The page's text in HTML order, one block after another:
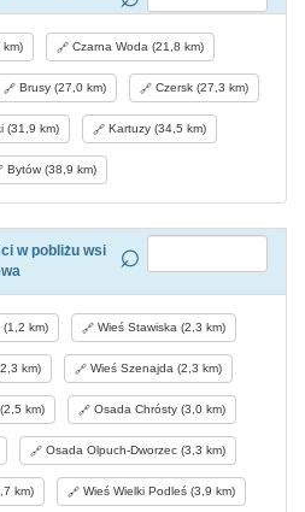
km) Czarna Woda (21,8 km)
Brusy (27,0 km) Czersk (27,3 km)
(31,9 km) Kartuzy (34,5 km)
Bytów (38,9 km)
w pobliżu wsi
km) Wieś Stawiska (2,3 km)
km) Wieś Szenajda (2,3 km)
km) Osada Chrósty (3,0 km)
Osada Olpuch-Dworzec (3,3 km)
km) Wieś Wielki Podleś (3,9 km)